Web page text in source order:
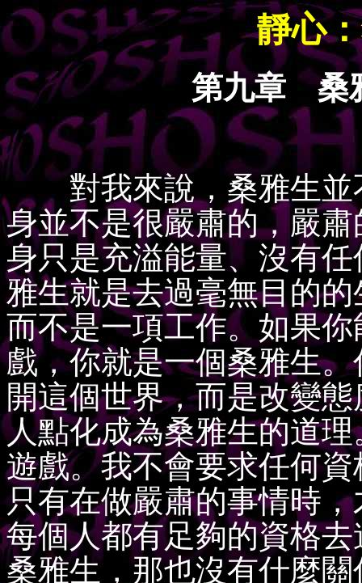
靜心
第九章 桑
對我來說，桑雅生並
身並不是很嚴肅的，嚴
身只是充溢能量、沒有
雅生就是去過毫無目的
而不是一項工作。如果
戲，你就是一個桑雅生
開這個世界，而是改變
人點化成為桑雅生的道
遊戲。我不會要求任何
只有在做嚴肅的事情時
每個人都有足夠的資格
桑雅生，那也沒有什麼